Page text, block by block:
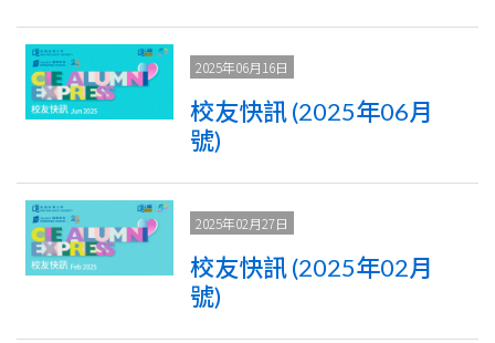
港
浸
大
學
2025年06月16日
校友快訊 (2025年06月
號)
2025年02月27日
校友快訊 (2025年02月
號)